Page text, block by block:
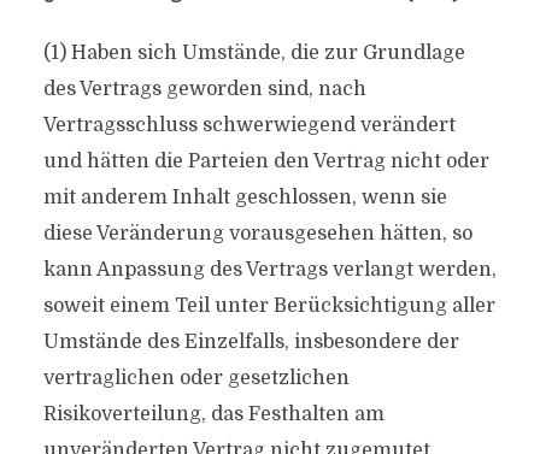
(1) Haben sich Umstände, die zur Grundlage
des Vertrags geworden sind, nach
Vertragsschluss schwerwiegend verändert
und hätten die Parteien den Vertrag nicht oder
mit anderem Inhalt geschlossen, wenn sie
diese Veränderung vorausgesehen hätten, so
kann Anpassung des Vertrags verlangt werden,
soweit einem Teil unter Berücksichtigung aller
Umstände des Einzelfalls, insbesondere der
vertraglichen oder gesetzlichen
Risikoverteilung, das Festhalten am